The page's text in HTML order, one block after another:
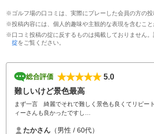
※ゴルフ場の口コミは、実際にプレーした会員の方の投
※投稿内容には、個人的趣味や主観的な表現を含むこと
※口コミ投稿の掟に反するものは掲載しておりません。
掟をご覧ください。
総合評価
5.0
難しいけど景色最高
まず一言 綺麗でそれで難しく景色も良くてリピー
ィーさんも良かったですし
対に来ます
たかさん （男性 / 60代）